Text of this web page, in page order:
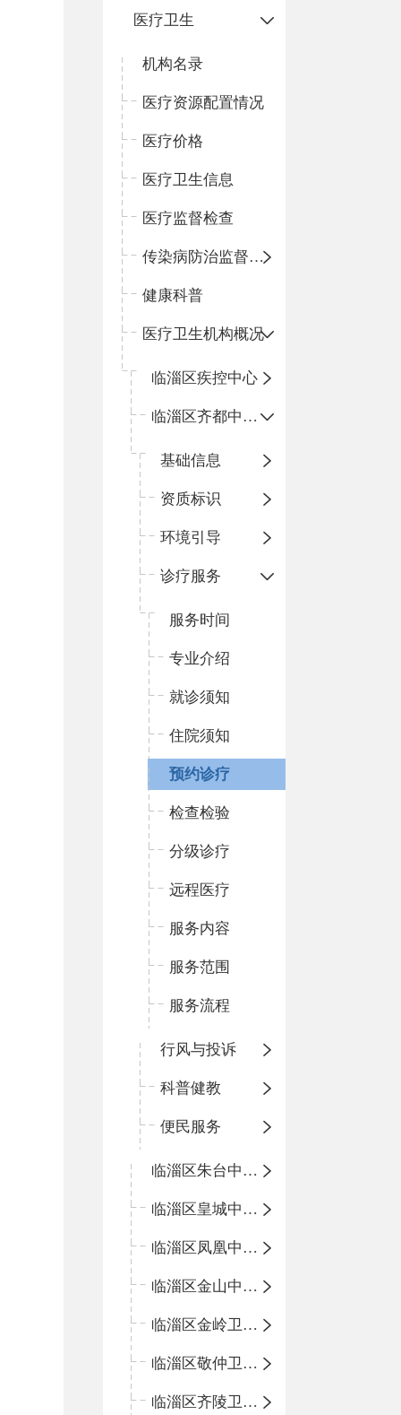
医疗卫生
机构名录
医疗资源配置情况
医疗价格
医疗卫生信息
医疗监督检查
传染病防治监督检查
健康科普
医疗卫生机构概况
临淄区疾控中心
临淄区齐都中心卫生院
基础信息
资质标识
环境引导
诊疗服务
服务时间
专业介绍
就诊须知
住院须知
预约诊疗
检查检验
分级诊疗
远程医疗
服务内容
服务范围
服务流程
行风与投诉
科普健教
便民服务
临淄区朱台中心卫生院
临淄区皇城中心卫生院
临淄区凤凰中心卫生院
临淄区金山中心卫生院
临淄区金岭卫生院
临淄区敬仲卫生院
临淄区齐陵卫生院